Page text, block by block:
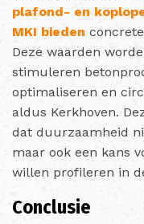
plafond- en
MKI bieden
Deze waarden
stimuleren
optimaliseren en
aldus Kerkhoven.
dat duurzaamheid
maar ook een kans
willen profileren in
Conclusie